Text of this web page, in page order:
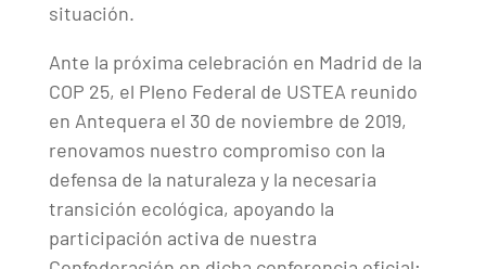
situación.
Ante la próxima celebración en Madrid de la
COP 25, el Pleno Federal de USTEA reunido
en Antequera el 30 de noviembre de 2019,
renovamos nuestro compromiso con la
defensa de la naturaleza y la necesaria
transición ecológica, apoyando la
participación activa de nuestra